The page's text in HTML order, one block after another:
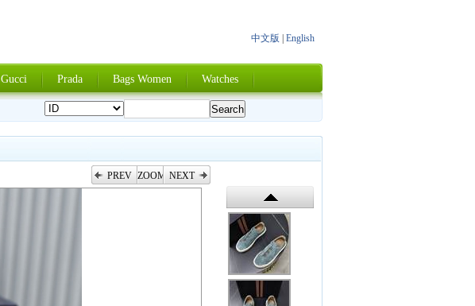
中文版
English
Gucci Prada Bags Women Watches
PREV ZOOM NEXT